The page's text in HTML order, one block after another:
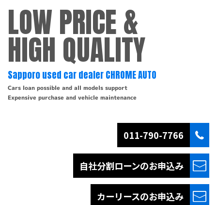
LOW PRICE &
HIGH QUALITY
Sapporo used car dealer CHROME AUTO
Cars loan possible and all models support
Expensive purchase and vehicle maintenance
011-790-7766
自社分割ローンのお申込み
カーリースのお申込み